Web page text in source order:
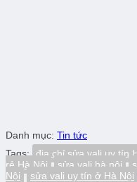
Danh mục: Tin tức
Tags: địa chỉ sửa vali uy tín
rẻ Hà Nội
sửa vali hà nội
Nội
sửa vali uy tín ở Hà Nội